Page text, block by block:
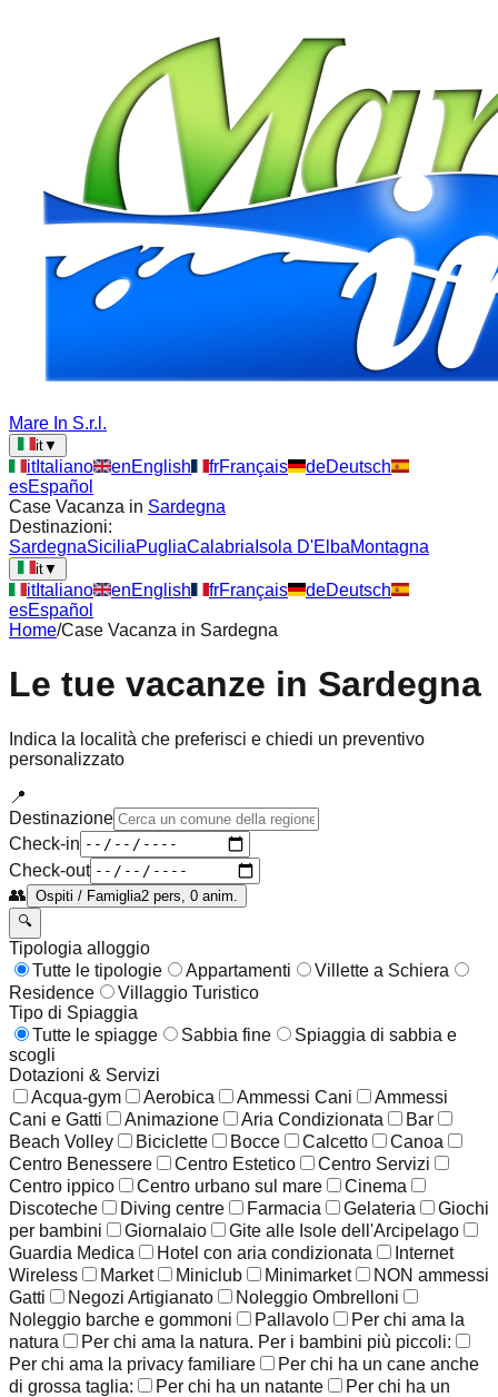
Mare In S.r.l.
it▼
itItaliano enEnglish frFrançais deDeutsch
esEspañol
Case Vacanza in Sardegna
Destinazioni:
SardegnaSiciliaPugliaCalabria Isola D'ElbaMontagna
it▼
itItaliano enEnglish frFrançais deDeutsch
esEspañol
Home/Case Vacanza in Sardegna
Le tue vacanze in Sardegna
Indica la località che preferisci e chiedi un preventivo
personalizzato
📍
Destinazione
Check-in
Check-out
👥 Ospiti / Famiglia2 pers, 0 anim.
🔍
Tipologia alloggio
Tutte le tipologie
Appartamenti
Villette a Schiera
Residence
Villaggio Turistico
Tipo di Spiaggia
Tutte le spiagge
Sabbia fine
Spiaggia di sabbia e
scogli
Dotazioni & Servizi
Acqua-gym
Aerobica Ammessi Cani
Ammessi
Cani e Gatti
Animazione Aria Condizionata
Bar
Beach Volley
Biciclette Bocce Calcetto
Canoa
Centro Benessere
Centro Estetico
Centro Servizi
Centro ippico
Centro urbano sul mare
Cinema
Discoteche
Diving centre Farmacia Gelateria
Giochi
per bambini
Giornalaio
Gite alle Isole dell'Arcipelago
Guardia Medica
Hotel con aria condizionata
Internet
Wireless
Market Miniclub Minimarket
NON ammessi
Gatti
Negozi Artigianato
Noleggio Ombrelloni
Noleggio barche e gommoni
Pallavolo
Per chi ama la
natura
Per chi ama la natura. Per i bambini più piccoli:
Per chi ama la privacy familiare
Per chi ha un cane anche
di grossa taglia:
Per chi ha un natante
Per chi ha un